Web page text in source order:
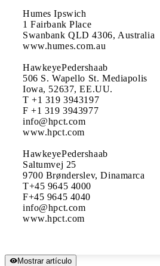
Humes Ipswich
1 Fairbank Place
Swanbank QLD 4306, Australia
www.humes.com.au
HawkeyePedershaab
506 S. Wapello St. Mediapolis
Iowa, 52637, EE.UU.
T +1 319 3943197
F +1 319 3943977
info@hpct.com
www.hpct.com
HawkeyePedershaab
Saltumvej 25
9700 Brønderslev, Dinamarca
T+45 9645 4000
F+45 9645 4040
info@hpct.com
www.hpct.com
Mostrar artículo